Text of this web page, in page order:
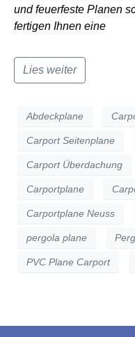
und feuerfeste Planen
fertigen Ihnen eine
Lies weiter
Abdeckplane
Carport Seitenplane
Carport Überdachung
Carportplane
Carportplane Neuss
pergola plane
PVC Plane Carport